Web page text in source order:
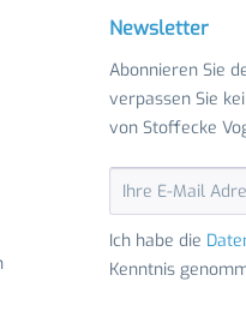
Newsletter
Abonnieren Sie
verpassen Sie
von Stoffecke
Ich habe die
Kenntnis